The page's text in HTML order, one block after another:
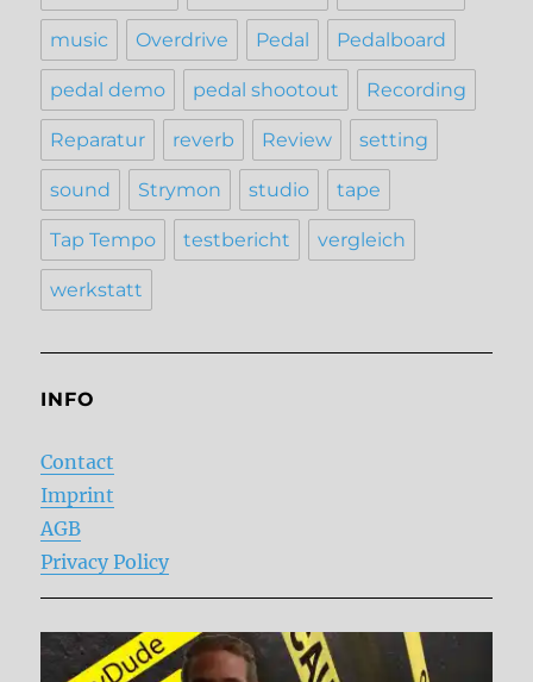
music Overdrive Pedal Pedalboard
pedal demo pedal shootout Recording
Reparatur reverb Review setting
sound Strymon studio tape
Tap Tempo testbericht vergleich
werkstatt
INFO
Contact
Imprint
AGB
Privacy Policy